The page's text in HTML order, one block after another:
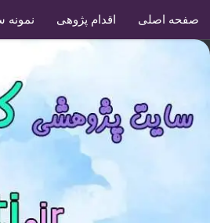
صفحه اصلی اقدام پژوهی نمونه